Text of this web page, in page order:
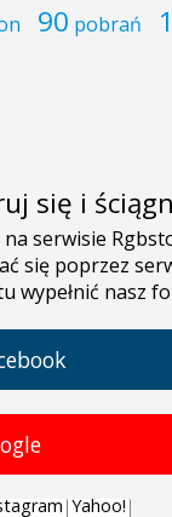
90 pobrań 1
się i